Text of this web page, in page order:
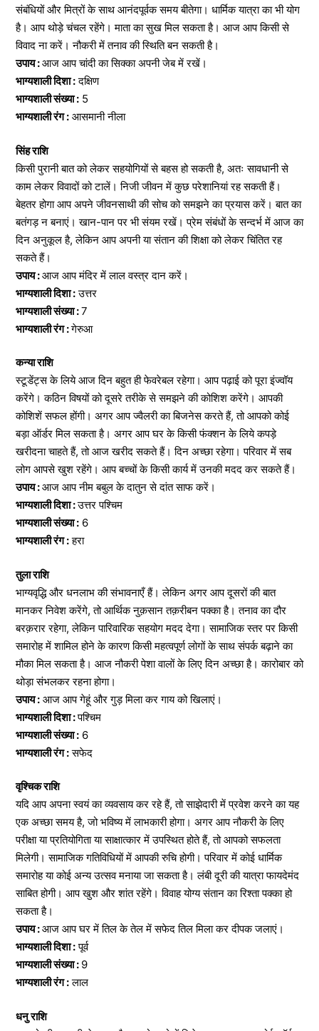
संबंधियों और मित्रों के साथ आनंदपूर्वक समय बीतेगा। धार्मिक यात्रा का भी योग
है। आप थोड़े चंचल रहेंगे। माता का सुख मिल सकता है। आज आप किसी से
विवाद ना करें। नौकरी में तनाव की स्थिति बन सकती है।
उपाय :आज आप चांदी का सिक्का अपनी जेब में रखें।
भाग्यशाली दिशा :दक्षिण
भाग्यशाली संख्या : 5
भाग्यशाली रंग : आसमानी नीला
सिंह राशि
किसी पुरानी बात को लेकर सहयोगियों से बहस हो सकती है, अतः सावधानी से
काम लेकर विवादों को टालें। निजी जीवन में कुछ परेशानियां रह सकती हैं।
बेहतर होगा आप अपने जीवनसाथी की सोच को समझने का प्रयास करें। बात का
बतंगड़ न बनाएं। खान-पान पर भी संयम रखें। प्रेम संबंधों के सन्दर्भ में आज का
दिन अनुकूल है, लेकिन आप अपनी या संतान की शिक्षा को लेकर चिंतित रह
सकते हैं।
उपाय :आज आप मंदिर में लाल वस्त्र दान करें।
भाग्यशाली दिशा :उत्तर
भाग्यशाली संख्या :7
भाग्यशाली रंग :गेरुआ
कन्या राशि
स्टूडेंट्स के लिये आज दिन बहुत ही फेवरेबल रहेगा। आप पढ़ाई को पूरा इंज्वॉय
करेंगे। कठिन विषयों को दूसरे तरीके से समझने की कोशिश करेंगे। आपकी
कोशिशें सफल होंगी। अगर आप ज्वैलरी का बिजनेस करते हैं, तो आपको कोई
बड़ा ऑर्डर मिल सकता है। अगर आप घर के किसी फंक्शन के लिये कपड़े
खरीदना चाहते हैं, तो आज खरीद सकते हैं। दिन अच्छा रहेगा। परिवार में सब
लोग आपसे खुश रहेंगे। आप बच्चों के किसी कार्य में उनकी मदद कर सकते हैं।
उपाय :आज आप नीम बबुल के दातुन से दांत साफ करें।
भाग्यशाली दिशा :उत्तर पश्चिम
भाग्यशाली संख्या : 6
भाग्यशाली रंग :हरा
तुला राशि
भाग्यवृद्धि और धनलाभ की संभावनाएँ हैं। लेकिन अगर आप दूसरों की बात
मानकर निवेश करेंगे, तो आर्थिक नुक़सान तक़रीबन पक्का है। तनाव का दौर
बरक़रार रहेगा, लेकिन पारिवारिक सहयोग मदद देगा। सामाजिक स्तर पर किसी
समारोह में शामिल होने के कारण किसी महत्वपूर्ण लोगों के साथ संपर्क बढ़ाने का
मौका मिल सकता है। आज नौकरी पेशा वालों के लिए दिन अच्छा है। कारोबार को
थोड़ा संभलकर रहना होगा।
उपाय : आज आप गेहूं और गुड़ मिला कर गाय को खिलाएं।
भाग्यशाली दिशा :पश्चिम
भाग्यशाली संख्या : 6
भाग्यशाली रंग :सफेद
वृश्चिक राशि
यदि आप अपना स्वयं का व्यवसाय कर रहे हैं, तो साझेदारी में प्रवेश करने का यह
एक अच्छा समय है, जो भविष्य में लाभकारी होगा। अगर आप नौकरी के लिए
परीक्षा या प्रतियोगिता या साक्षात्कार में उपस्थित होते हैं, तो आपको सफलता
मिलेगी। सामाजिक गतिविधियों में आपकी रुचि होगी। परिवार में कोई धार्मिक
समारोह या कोई अन्य उत्सव मनाया जा सकता है। लंबी दूरी की यात्रा फायदेमंद
साबित होगी। आप खुश और शांत रहेंगे। विवाह योग्य संतान का रिश्ता पक्का हो
सकता है।
उपाय :आज आप घर में तिल के तेल में सफेद तिल मिला कर दीपक जलाएं।
भाग्यशाली दिशा :पूर्व
भाग्यशाली संख्या : 9
भाग्यशाली रंग :लाल
धनु राशि